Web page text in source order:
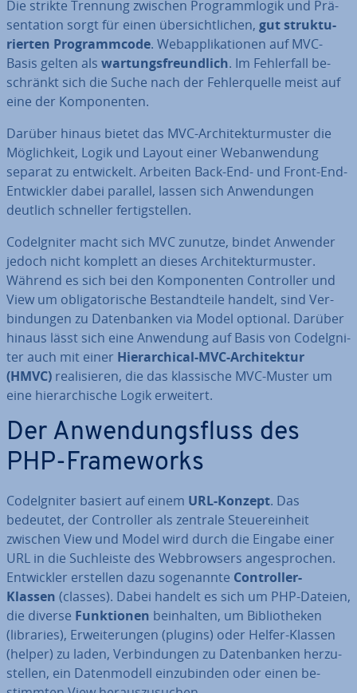
Die strikte Trennung zwischen Pro­gramm­lo­gik und Prä­
sen­ta­ti­on sorgt für einen über­sicht­li­chen, gut struk­tu­
rier­ten Pro­gramm­code. Web­ap­pli­ka­tio­nen auf MVC-
Basis gelten als war­tungs­freund­lich. Im Feh­ler­fall be­
schränkt sich die Suche nach der Feh­ler­quel­le meist auf
eine der Kom­po­nen­ten.
Darüber hinaus bietet das MVC-Ar­chi­tek­tur­mus­ter die
Mög­lich­keit, Logik und Layout einer Web­an­wen­dung
separat zu ent­wi­ckelt. Arbeiten Back-End- und Front-End-
Ent­wick­ler dabei parallel, lassen sich An­wen­dun­gen
deutlich schneller fer­tig­stel­len.
Cod­e­Ig­ni­ter macht sich MVC zunutze, bindet Anwender
jedoch nicht komplett an dieses Ar­chi­tek­tur­mus­ter.
Während es sich bei den Kom­po­nen­ten Con­trol­ler und
View um ob­li­ga­to­ri­sche Be­stand­tei­le handelt, sind Ver­
bin­dun­gen zu Da­ten­ban­ken via Model optional. Darüber
hinaus lässt sich eine Anwendung auf Basis von Cod­e­Ig­ni­
ter auch mit einer Hier­ar­chi­cal-MVC-Ar­chi­tek­tur
(HMVC) rea­li­sie­ren, die das klas­si­sche MVC-Muster um
eine hier­ar­chi­sche Logik erweitert.
Der An­wen­dungs­fluss des
PHP-Frame­works
Cod­e­Ig­ni­ter basiert auf einem URL-Konzept. Das
bedeutet, der Con­trol­ler als zentrale Steu­er­ein­heit
zwischen View und Model wird durch die Eingabe einer
URL in die Such­leis­te des Web­brow­sers an­ge­spro­chen.
Ent­wick­ler erstellen dazu so­ge­nann­te Con­trol­ler-
Klassen (classes). Dabei handelt es sich um PHP-Dateien,
die diverse Funk­tio­nen be­inhal­ten, um Bi­blio­the­ken
(libraries), Er­wei­te­run­gen (plugins) oder Helfer-Klassen
(helper) zu laden, Ver­bin­dun­gen zu Da­ten­ban­ken her­zu­
stel­len, ein Da­ten­mo­dell ein­zu­bin­den oder einen be­